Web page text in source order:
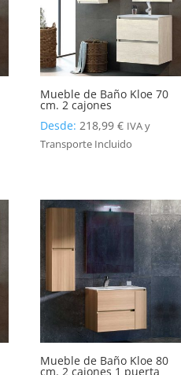
Mueble de Baño Kloe 70
cm. 2 cajones
Desde:218,99€ IVA y
Transporte Incluido
Mueble de Baño Kloe 80
cm. 2 cajones 1 puerta